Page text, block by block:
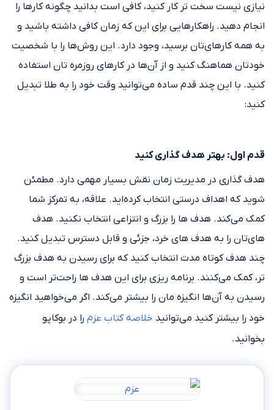
نیازی نیست سخت تر کار کنید، کافی است بدانید چگونه کارها را
انجام دهید. راهکارهایی برای این که زمان کافی داشته باشید و
به همه کارهای‌تان برسید، وجود دارد. این روش‌ها را با شخصیت
خودتان هماهنگ کنید و از آن‌ها در کارهای روزمره تان استفاده
کنید. با این چند قدم ساده می‌توانید وقت خود را به طلا تبدیل
کنید:
قدم اول: بهتر هدف گذاری کنید
هدف گذاری در مدیریت زمان نقش بسیار مهمی دارد. مطمئن
شوید که اهداف درستی انتخاب کرده‌اید. علاقه، به تمرکز شما
کمک می‌کند. هدف ها را بزرگ و انتزاعی انتخاب نکنید. هدف
های‌تان را به هدف های خرد، جزئی و قابل دسترس تبدیل کنید.
چند هدف کوتاه مدت انتخاب کنید که برای رسیدن به هدف بزرگ
تر، کمک می‌کنند. برنامه ریزی برای این هدف ها راحت‌تر است و
رسیدن به‌ آن‌ها انگیزه مان را بیشتر می‌کند. اگر می‌خواهید انگیزه
خود را بیشتر کنید می‌توانید خلاصه کتاب عزم را در بوکاپو
بخوانید.